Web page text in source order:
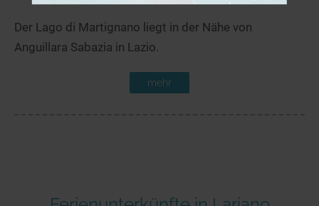
Der Lago di Martignano liegt in der Nähe von
Anguillara Sabazia in Lazio.
mehr